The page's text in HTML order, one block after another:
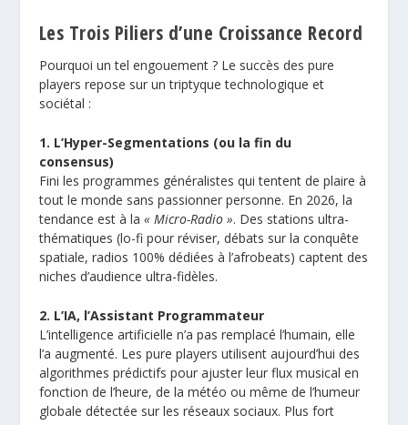
Les Trois Piliers d’une Croissance Record
Pourquoi un tel engouement ? Le succès des pure
players repose sur un triptyque technologique et
sociétal :
1. L’Hyper-Segmentations (ou la fin du
consensus)
Fini les programmes généralistes qui tentent de plaire à
tout le monde sans passionner personne. En 2026, la
tendance est à la « Micro-Radio ». Des stations ultra-
thématiques (lo-fi pour réviser, débats sur la conquête
spatiale, radios 100% dédiées à l’afrobeats) captent des
niches d’audience ultra-fidèles.
2. L’IA, l’Assistant Programmateur
L’intelligence artificielle n’a pas remplacé l’humain, elle
l’a augmenté. Les pure players utilisent aujourd’hui des
algorithmes prédictifs pour ajuster leur flux musical en
fonction de l’heure, de la météo ou même de l’humeur
globale détectée sur les réseaux sociaux. Plus fort